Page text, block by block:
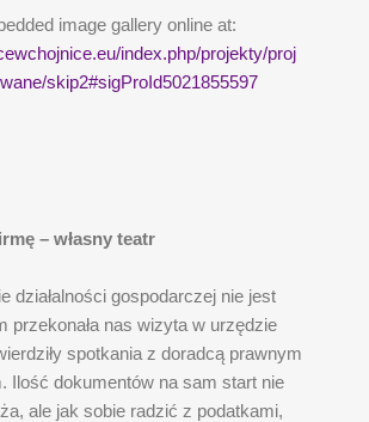
image gallery online at:
index.php/projekty/proj
skip2#sigProId5021855597
– własny teatr
działalności gospodarczej nie jest
przekonała nas wizyta w urzędzie
spotkania z doradcą prawnym
Ilość dokumentów na sam start nie
ale jak sobie radzić z podatkami,